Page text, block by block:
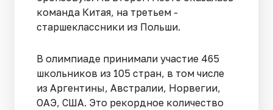
команда Китая, на третьем -
старшеклассники из Польши.
В олимпиаде принимали участие 465
школьников из 105 стран, в том числе
из Аргентины, Австралии, Норвегии,
ОАЭ, США. Это рекордное количество